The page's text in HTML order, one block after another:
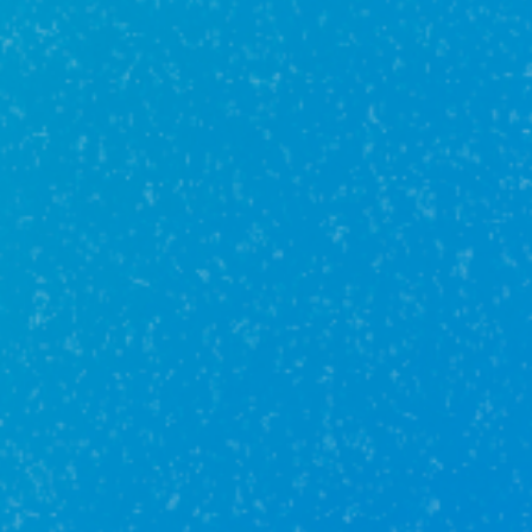
Преимущества
Бесплатные консультации
Проверка документов
Страхование рисков
Лучшие специалисты